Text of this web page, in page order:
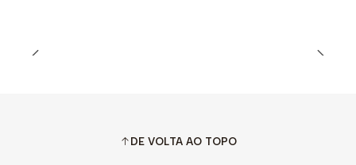
DE VOLTA AO TOPO